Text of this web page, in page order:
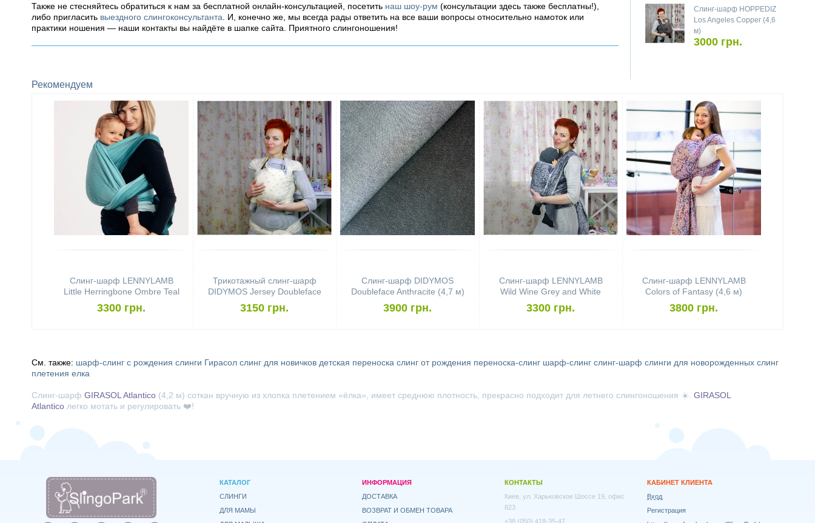
Также не стесняйтесь обратиться к нам за бесплатной онлайн-консультацией, посетить наш шоу-рум (консультации здесь также бесплатны!),
либо пригласить выездного слингоконсультанта . И, конечно же, мы всегда рады ответить на все ваши вопросы относительно намоток или
практики ношения — наши контакты вы найдёте в шапке сайта. Приятного слингоношения!
Слинг-шарф HOPPEDIZ
Los Angeles Copper (4,6
м)
3000 грн.
Рекомендуем
Слинг-шарф LENNYLAMB
Little Herringbone Ombre Teal
(4,6 м)
3300 грн.
Трикотажный слинг-шарф
DIDYMOS Jersey Doubleface
Stars Colour Growth Cotton
3150 грн.
Слинг-шарф DIDYMOS
Doubleface Anthracite (4,7 м)
3900 грн.
Слинг-шарф LENNYLAMB
Wild Wine Grey and White
(4,6 м)
3300 грн.
Слинг-шарф LENNYLAMB
Colors of Fantasy (4,6 м)
3800 грн.
См. также: шарф-слинг с рождения слинги Гирасол слинг для новичков детская переноска слинг от рождения переноска-слинг шарф-слинг слинг-шарф слинги для новорожденных слинг
плетения елка
Слинг-шарф GIRASOL Atlantico (4,2 м) соткан вручную из хлопка плетением «ёлка», имеет среднюю плотность, прекрасно подходит для летнего слингоношения ☀️. GIRASOL
Atlantico легко мотать и регулировать ❤️!
КАТАЛОГ
СЛИНГИ
ДЛЯ МАМЫ
ИНФОРМАЦИЯ
ДОСТАВКА
ВОЗВРАТ И ОБМЕН ТОВАРА
КОНТАКТЫ
Киев, ул. Харьковское Шоссе 19, офис
823
+38 (050) 418-35-47
КАБИНЕТ КЛИЕНТА
Вход
Регистрация